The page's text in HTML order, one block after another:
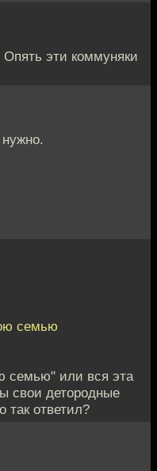
эти коммуняки
семью
семью" или вся эта
свои детородные
ответил?